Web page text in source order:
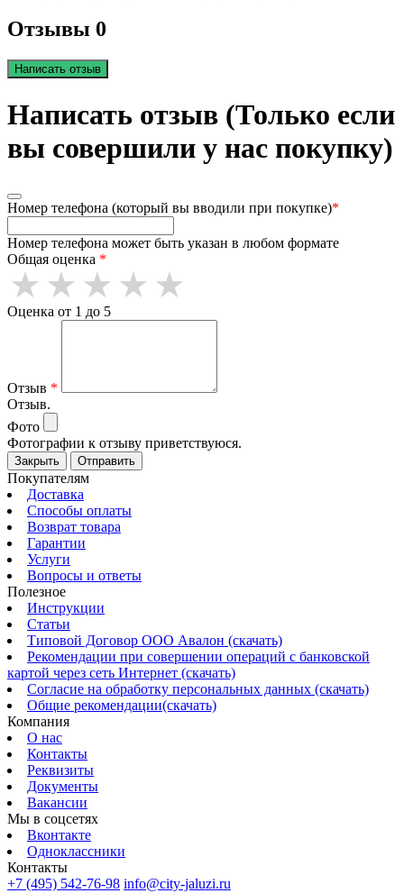
Отзывы 0
Написать отзыв
Написать отзыв (Только если
вы совершили у нас покупку)
Номер телефона (который вы вводили при покупке)*
Номер телефона может быть указан в любом формате
Общая оценка *
Оценка от 1 до 5
Отзыв *
Отзыв.
Фото
Фотографии к отзыву приветствуюся.
Закрыть Отправить
Покупателям
Доставка
Способы оплаты
Возврат товара
Гарантии
Услуги
Вопросы и ответы
Полезное
Инструкции
Статьи
Типовой Договор ООО Авалон (скачать)
Рекомендации при совершении операций с банковской
картой через сеть Интернет (скачать)
Согласие на обработку персональных данных (скачать)
Общие рекомендации(скачать)
Компания
О нас
Контакты
Реквизиты
Документы
Вакансии
Мы в соцсетях
Вконтакте
Одноклассники
Контакты
+7 (495) 542-76-98 info@city-jaluzi.ru